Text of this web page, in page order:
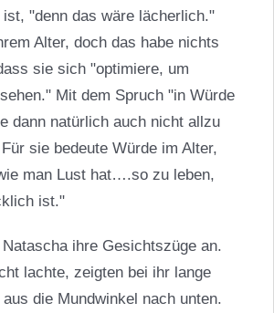
"denn das wäre lächerlich."
Alter, doch das habe nichts
sie sich "optimiere, um
Mit dem Spruch "in Würde
dann natürlich auch nicht allzu
sie bedeute Würde im Alter,
man Lust hat….so zu leben,
ist."
ihre Gesichtszüge an.
lachte, zeigten bei ihr lange
die Mundwinkel nach unten.